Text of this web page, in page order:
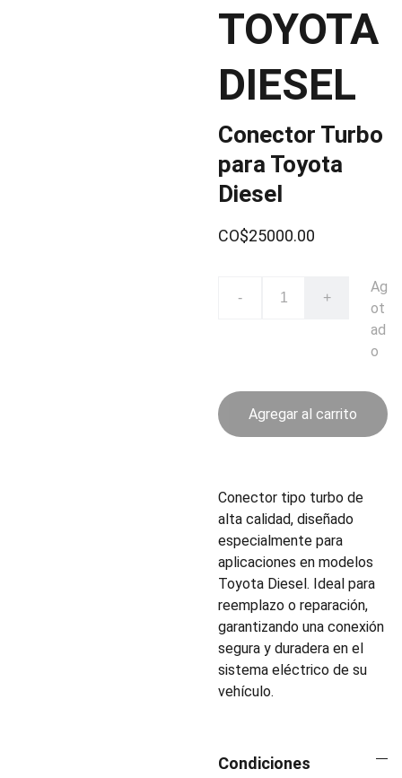
TOYOTA
DIESEL
Conector Turbo
para Toyota
Diesel
CO$25000.00
- +
Ag
ot
ad
o
Agregar al carrito
Conector tipo turbo de
alta calidad, diseñado
especialmente para
aplicaciones en modelos
Toyota Diesel. Ideal para
reemplazo o reparación,
garantizando una conexión
segura y duradera en el
sistema eléctrico de su
vehículo.
Condiciones